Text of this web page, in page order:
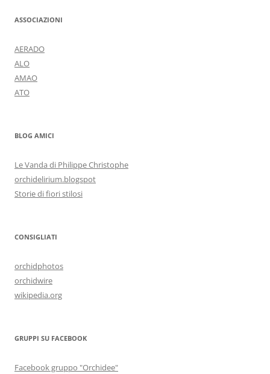
ASSOCIAZIONI
AERADO
ALO
AMAO
ATO
BLOG AMICI
Le Vanda di Philippe Christophe
orchidelirium.blogspot
Storie di fiori stilosi
CONSIGLIATI
orchidphotos
orchidwire
wikipedia.org
GRUPPI SU FACEBOOK
Facebook gruppo "Orchidee"